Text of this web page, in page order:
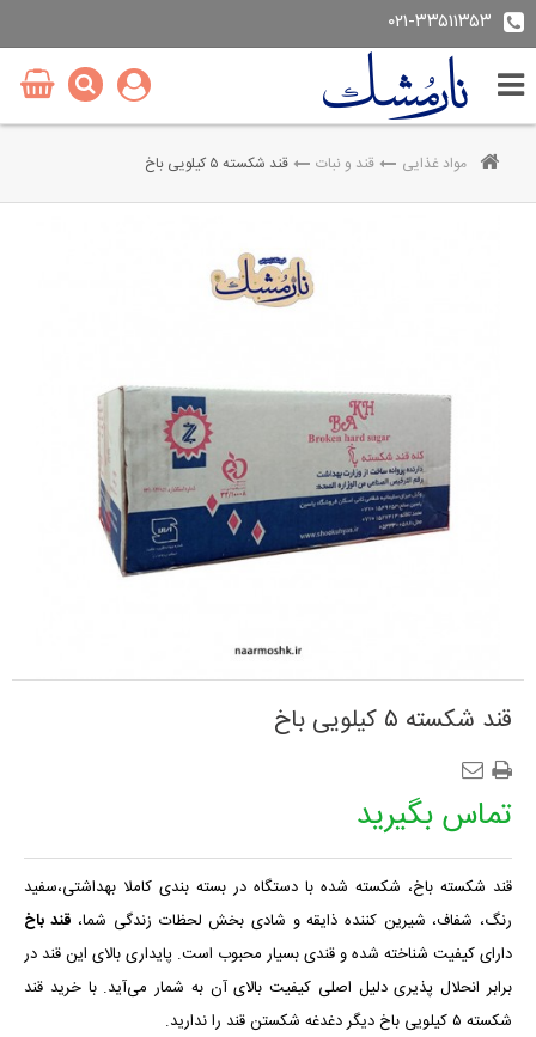
۰۲۱-۳۳۵۱۱۳۵۳
مواد غذایی قند و نبات قند شکسته ۵ کیلویی باخ
قند شکسته ۵ کیلویی باخ
تماس بگیرید
قند شکسته باخ، شکسته شده با دستگاه در بسته بندی کاملا بهداشتی،سفید
رنگ، شفاف، شیرین کننده ذایقه و شادی بخش لحظات زندگی شما، قند باخ
دارای کیفیت شناخته شده و قندی بسیار محبوب است. پایداری بالای این قند در
برابر انحلال پذیری دلیل اصلی کیفیت بالای آن به شمار می‌آید. با خرید قند
شکسته ۵ کیلویی باخ دیگر دغدغه شکستن قند را ندارید.